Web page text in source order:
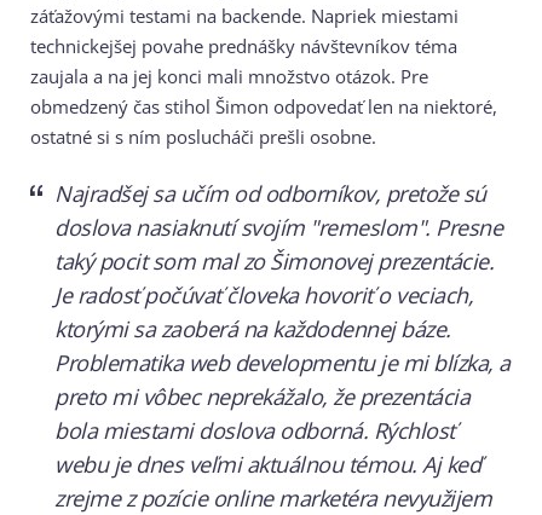
záťažovými testami na backende. Napriek miestami
technickejšej povahe prednášky návštevníkov téma
zaujala a na jej konci mali množstvo otázok. Pre
obmedzený čas stihol Šimon odpovedať len na niektoré,
ostatné si s ním poslucháči prešli osobne.
Najradšej sa učím od odborníkov, pretože sú
doslova nasiaknutí svojím "remeslom". Presne
taký pocit som mal zo Šimonovej prezentácie.
Je radosť počúvať človeka hovoriť o veciach,
ktorými sa zaoberá na každodennej báze.
Problematika web developmentu je mi blízka, a
preto mi vôbec neprekážalo, že prezentácia
bola miestami doslova odborná. Rýchlosť
webu je dnes veľmi aktuálnou témou. Aj keď
zrejme z pozície online marketéra nevyužijem